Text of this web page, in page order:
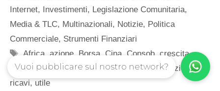
Internet, Investimenti, Legislazione Comunitaria,
Media & TLC, Multinazionali, Notizie, Politica
Commerciale, Strumenti Finanziari
Tag
Africa ,azione Borsa Cina Consob ,crescita,
Europa ,India,Internet, Italia,mercato,produzione,
ricavi, utile
Vuoi pubblicare sul nostro network?